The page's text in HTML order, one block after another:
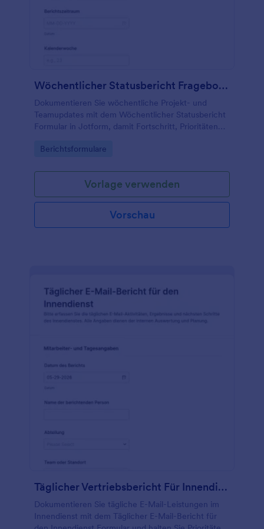
Wöchentlicher Statusbericht Fragebogen
Dokumentieren Sie wöchentliche Projekt- und
Teamupdates mit dem Wöchentlicher Statusbericht
Formular in Jotform, damit Fortschritt, Prioritäten
Formularantworten zentral ausgewertet werden
Go to Category:
Berichtsformulare
Vorlage verwenden
Vorschau
Täglicher Vertriebsbericht Für Innendienst Formular
Dokumentieren Sie tägliche E-Mail-Leistungen im
Innendienst mit dem Täglicher E-Mail-Bericht für